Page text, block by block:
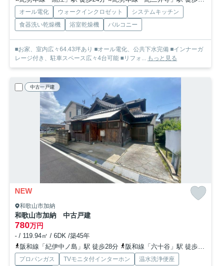
オール電化 ウォークインクロゼット
システムキッチン
食器洗い乾燥機
浴室乾燥機 バルコニー
■お家、室内広々64.43坪あり ■オール電化、公共下水完備 ■インナーガ
レージ付き、駐車スペース広々4台可能 ■リフォ...
もっと見る
中古一戸建
NEW
和歌山市加納
和歌山市加納 中古戸建
780万円
- / 119.94㎡ / 6DK /築45年
阪和線「紀伊中ノ島」駅 徒歩28分
阪和線「六十谷」駅 徒歩30分
プロパンガス TVモニタ付インターホン
温水洗浄便座